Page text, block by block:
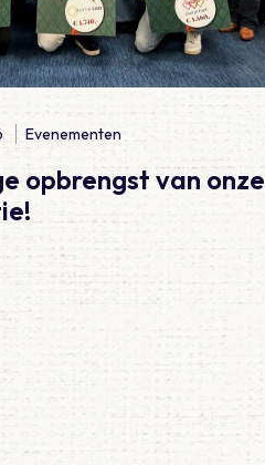
opbrengst van onze
Evenementen